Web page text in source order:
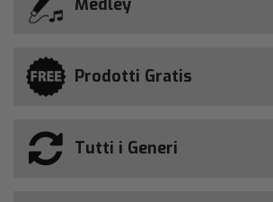
Prodotti Gratis
Tutti i Generi